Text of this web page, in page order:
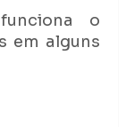
o
em alguns